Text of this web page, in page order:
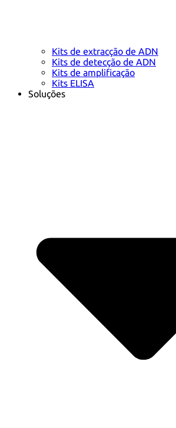
Kits de extracção de ADN
Kits de detecção de ADN
Kits de amplificação
Kits ELISA
Soluções